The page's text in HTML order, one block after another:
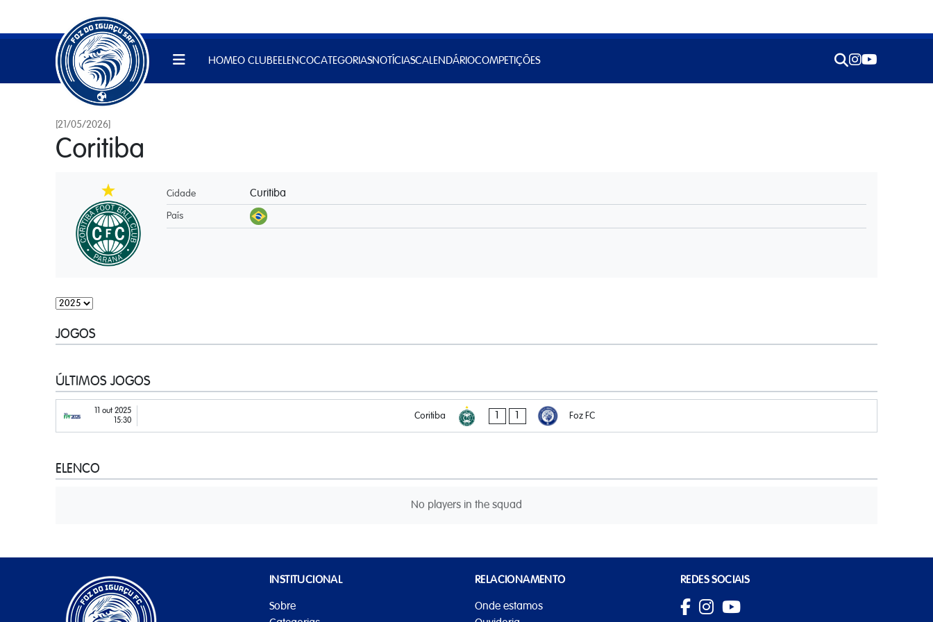
HOMEO CLUBEELENCOCATEGORIASNOTÍCIASCALENDÁRIOCOMPETIÇÕES
[21/05/2026]
Coritiba
Cidade Curitiba
País
JOGOS
ÚLTIMOS JOGOS
11 out 2025
15:30
Coritiba 1 1 Foz FC
ELENCO
No players in the squad
INSTITUCIONAL
Sobre
RELACIONAMENTO
Onde estamos
REDES SOCIAIS